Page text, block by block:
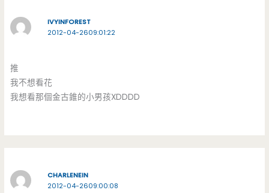
IVYINFOREST
2012-04-2609:01:22
推
我不想看花
我想看那個金古錐的小男孩XDDDD
CHARLENEIN
2012-04-2609:00:08